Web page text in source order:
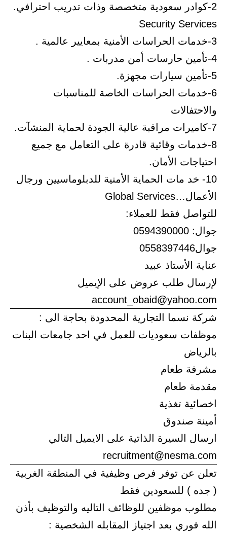
2-كوادر سعودية متخصصة وذات تدريب احترافي.
Security Services
3-خدمات الحراسات الأمنية بمعايير عالمية .
4-تأمين حارسات أمن مدربات .
5-تأمين سيارات مجهزة.
6-خدمات الحراسات الخاصة للمناسبات
والاحتفالات
7-كاميرات مراقبة عالية الجودة لحماية المنشآت.
8-خدمات وقائية قادرة على التعامل مع جميع
احتياجات الأمان.
10- خد مات الحماية الأمنية للدبلوماسيين ورجال
الأعمال…Global Services
للتواصل فقط للعملاء:
جوال: 0594390000
جوال0558397446
عناية الأستاذ عبيد
لإرسال طلب عروض على الإيميل
account_obaid@yahoo.com
شركة نسما التجارية المحدودة بحاجة الى :
موظفات سعوديات للعمل في احد جامعات البنات
بالرياض
مشرفة طعام
مقدمة طعام
اخصائية تغذية
أمينة صندوق
ارسال السيرة الذاتية على الايميل التالي
recruitment@nesma.com
تعلن عن توفر فرص وظيفية في المنطقة الغربية
( جده ) للسعودين فقط
مطلوب موظفين للوظائف التاليه والتوظيف بأذن
الله فوري بعد اجتياز المقابله الشخصية :